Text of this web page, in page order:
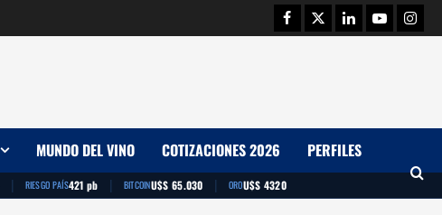
Facebook
TwitterLinkedinYoutube
MUNDO DEL VINO COTIZACIONES 2026 PERFILES
| RIESGO PAÍS421 pb | BITCOINU$S 65.030 | OROU$S 4320